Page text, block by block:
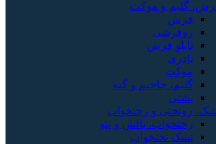
گلیم و موکت
فرش
روفرشی
تابلو فرش
پادری
موکت
گلیم، جاجیم و گبه
پشتی
روتختی و رختخواب
رختخواب، بالش و پتو
تشک تختخواب